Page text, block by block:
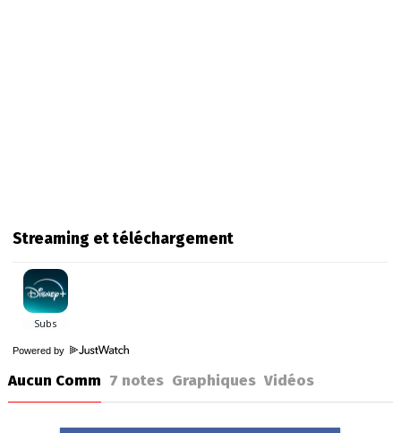
Streaming et téléchargement
Powered by
Aucun Comm 7 notes Graphiques Vidéos